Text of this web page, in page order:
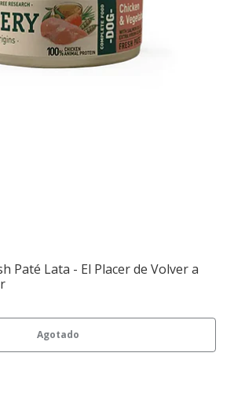
Paté Lata - El Placer de Volver a
Agotado